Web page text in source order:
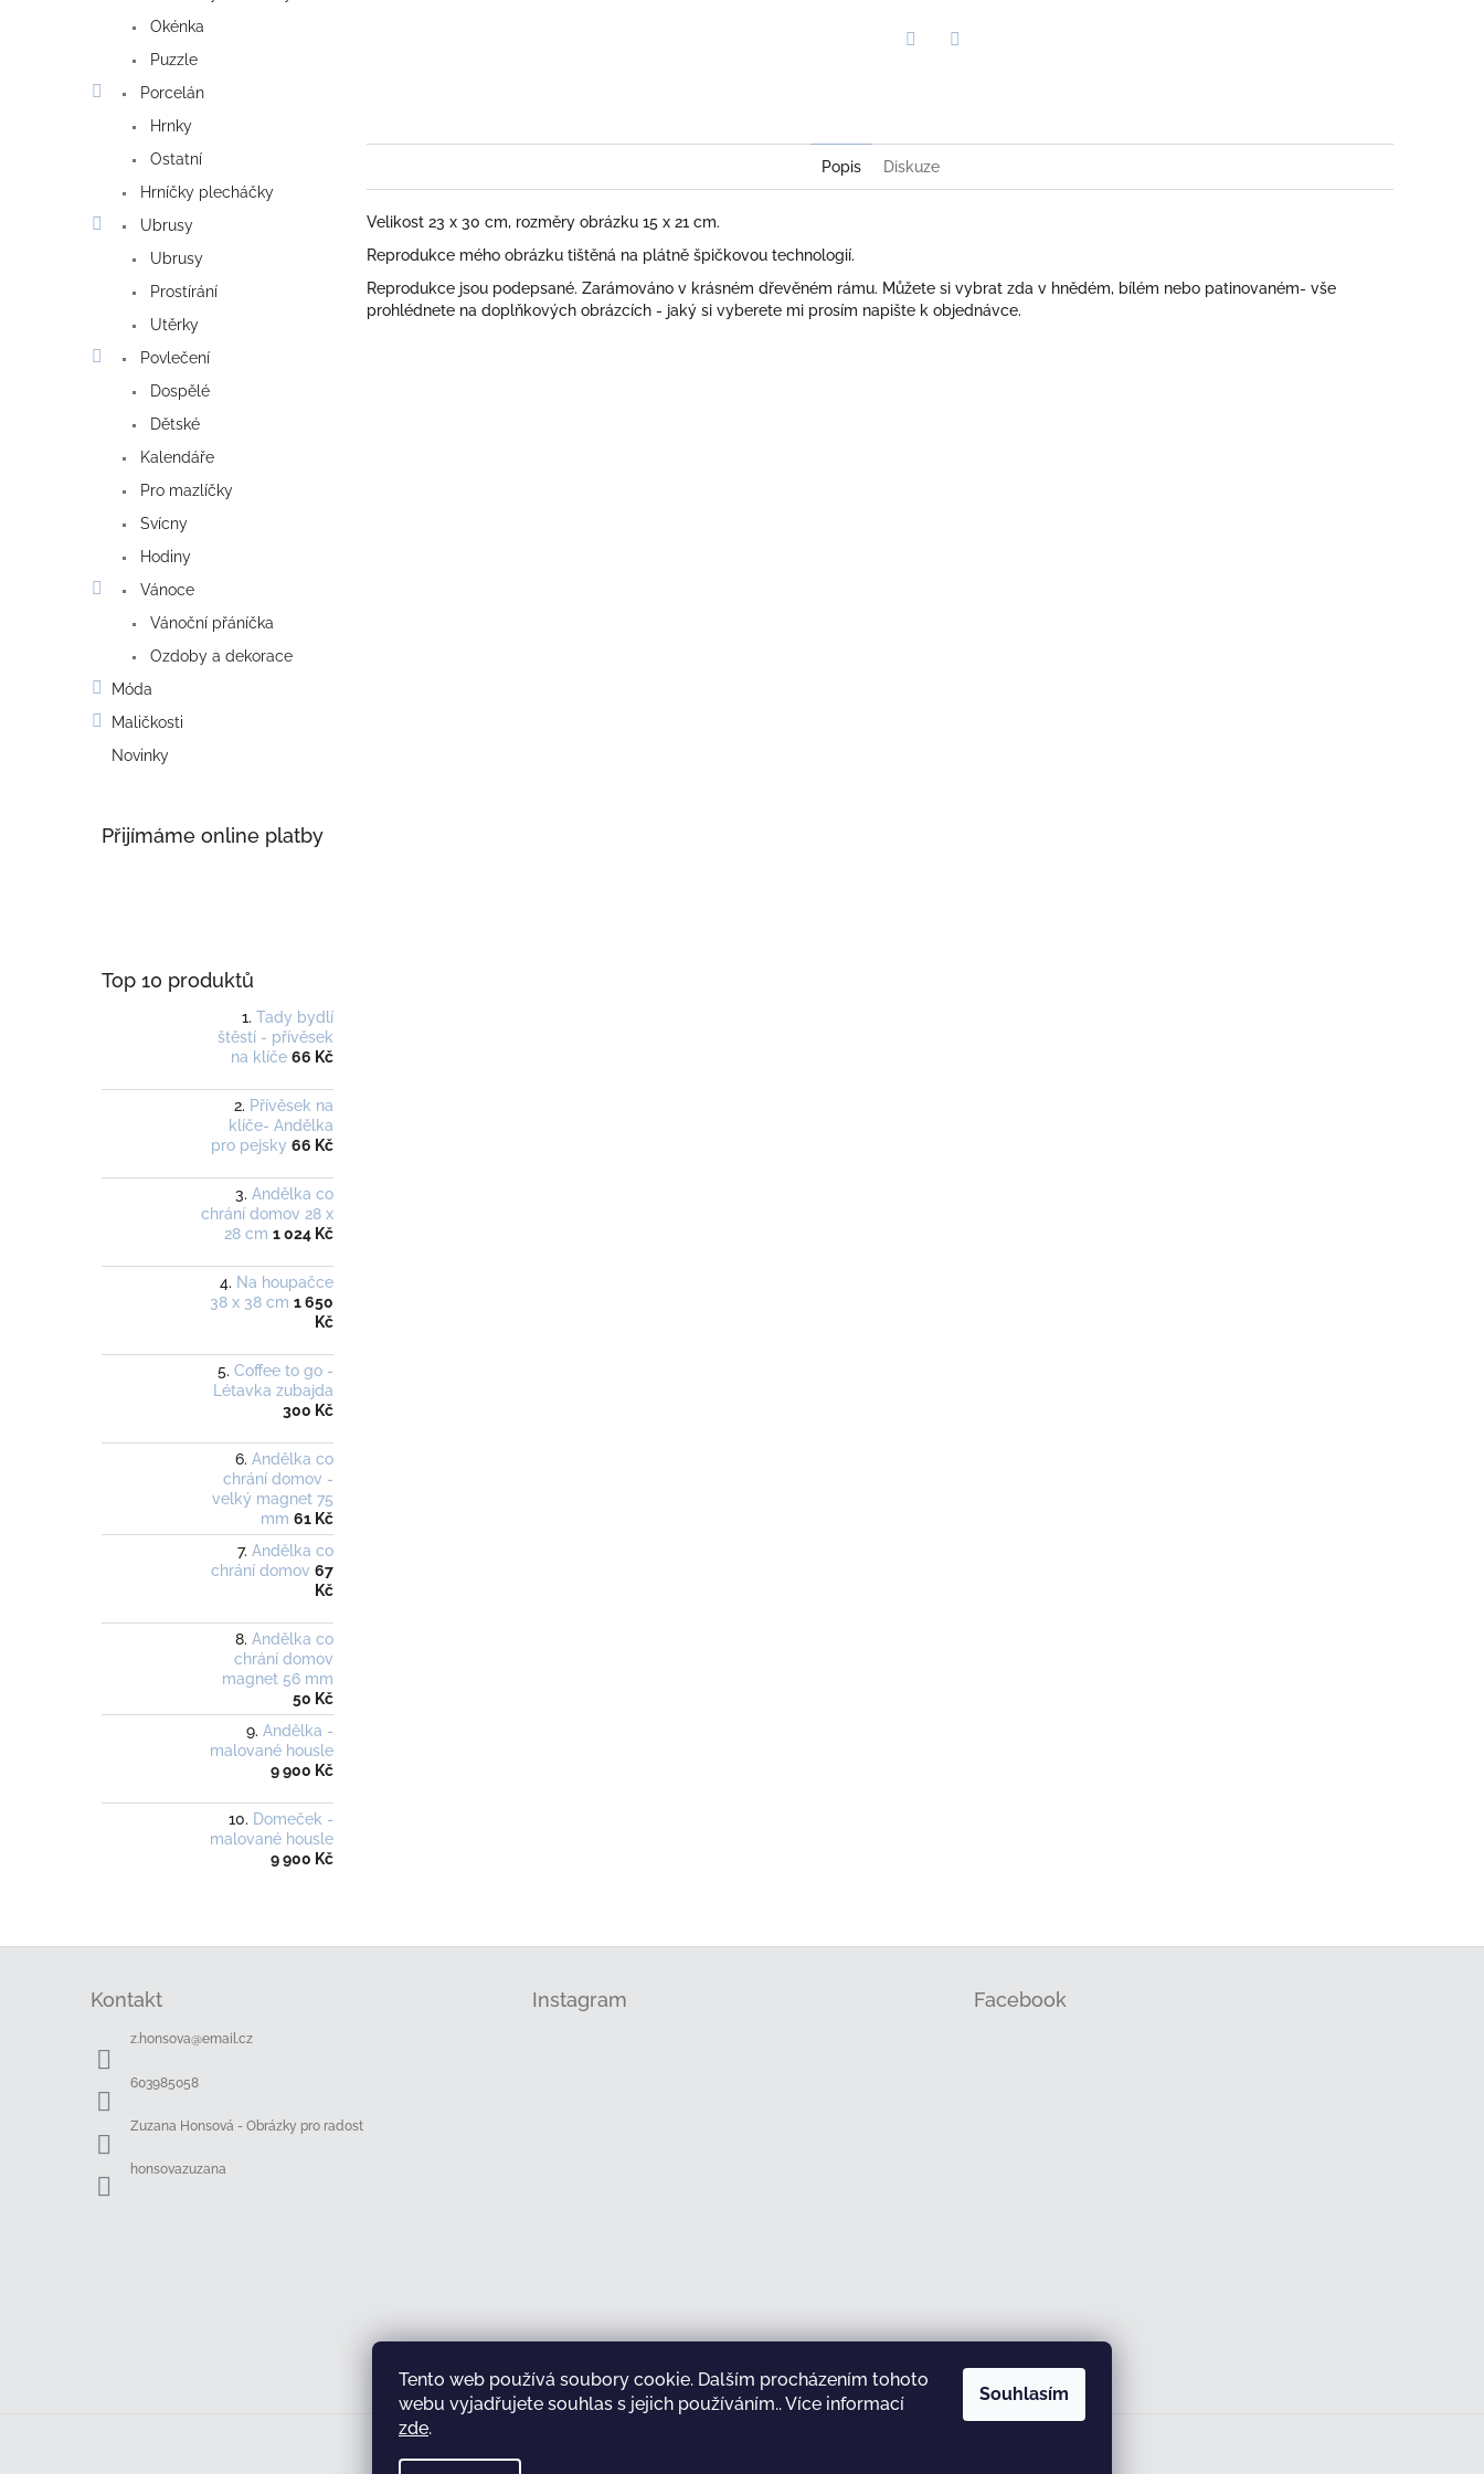
Tento web používá soubory cookie. Dalším procházením tohoto
webu vyjadřujete souhlas s jejich používáním.. Více informací
zde.
Souhlasím
Okénka
Puzzle
Porcelán
Hrnky
Ostatní
Hrníčky plecháčky
Ubrusy
Ubrusy
Prostírání
Utěrky
Povlečení
Dospělé
Dětské
Kalendáře
Pro mazlíčky
Svícny
Hodiny
Vánoce
Vánoční přáníčka
Ozdoby a dekorace
Móda
Maličkosti
Novinky
Přijímáme online platby
Top 10 produktů
Tady bydlí
štěstí - přívěsek
na klíče 66 Kč
Přívěsek na
klíče- Andělka
pro pejsky 66 Kč
Andělka co
chrání domov 28 x
28 cm 1 024 Kč
Na houpačce
38 x 38 cm 1 650
Kč
Coffee to go -
Létavka zubajda
300 Kč
Andělka co
chrání domov -
velký magnet 75
mm 61 Kč
Andělka co
chrání domov 67
Kč
Andělka co
chrání domov
magnet 56 mm
50 Kč
Andělka -
malované housle
9 900 Kč
Domeček -
malované housle
9 900 Kč
Popis Diskuze
Velikost 23 x 30 cm, rozměry obrázku 15 x 21 cm.
Reprodukce mého obrázku tištěná na plátně špičkovou technologií.
Reprodukce jsou podepsané. Zarámováno v krásném dřevěném rámu. Můžete si vybrat zda v hnědém, bílém nebo patinovaném- vše
prohlédnete na doplňkových obrázcích - jaký si vyberete mi prosím napište k objednávce.
Kontakt
z.honsova@email.cz
603985058
Zuzana Honsová - Obrázky pro radost
honsovazuzana
Instagram
Sledovat na Instagramu
Facebook